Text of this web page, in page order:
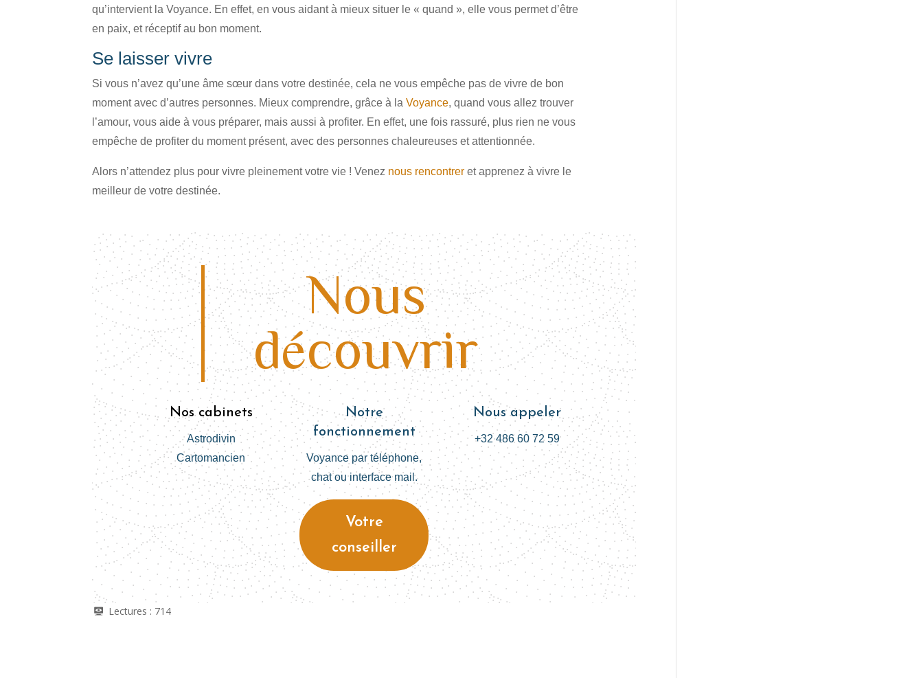
qu’intervient la Voyance. En effet, en vous aidant à mieux situer le « quand », elle vous permet d’être
en paix, et réceptif au bon moment.
Se laisser vivre
Si vous n’avez qu’une âme sœur dans votre destinée, cela ne vous empêche pas de vivre de bon
moment avec d’autres personnes. Mieux comprendre, grâce à laVoyance, quand vous allez trouver
l’amour, vous aide à vous préparer, mais aussi à profiter. En effet, une fois rassuré, plus rien ne vous
empêche de profiter du moment présent, avec des personnes chaleureuses et attentionnée.
Alors n’attendez plus pour vivre pleinement votre vie ! Venez nous rencontrer et apprenez à vivre le
meilleur de votre destinée.
Nous
découvrir
Nos cabinets
Astrodivin
Cartomancien
Notre
fonctionnement
Voyance par téléphone,
chat ou interface mail.
Votre
conseiller
Nous appeler
+32 486 60 72 59
Lectures : 714